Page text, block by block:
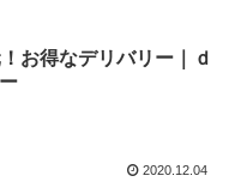
お得なデリバリー｜ｄ
2020.12.04